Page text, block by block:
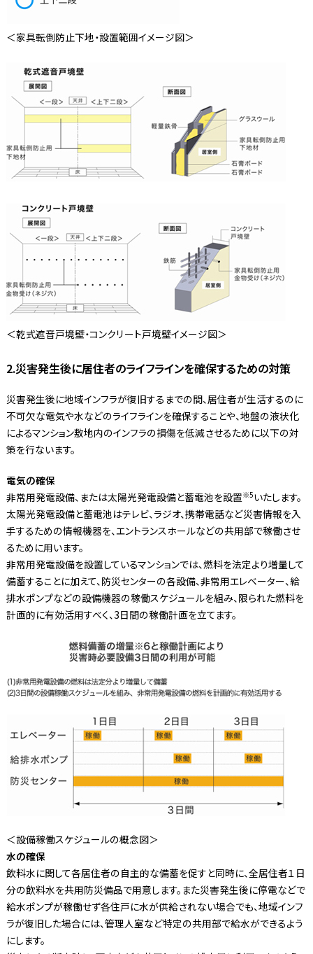
＜家具転倒防止下地・設置範囲イメージ図＞
＜乾式遮音戸境壁・コンクリート戸境壁イメージ図＞
2.災害発生後に居住者のライフラインを確保するための対策
災害発生後に地域インフラが復旧するまでの間、居住者が生活するのに
不可欠な電気や水などのライフラインを確保することや、地盤の液状化
によるマンション敷地内のインフラの損傷を低減させるために以下の対
策を行ないます。
電気の確保
非常用発電設備、または太陽光発電設備と蓄電池を設置※5いたします。
太陽光発電設備と蓄電池はテレビ、ラジオ、携帯電話など災害情報を入
手するための情報機器を、エントランスホールなどの共用部で稼働させ
るために用います。
非常用発電設備を設置しているマンションでは、燃料を法定より増量して
備蓄することに加えて、防災センターの各設備、非常用エレベーター、給
排水ポンプなどの設備機器の稼働スケジュールを組み、限られた燃料を
計画的に有効活用すべく、3日間の稼働計画を立てます。
＜設備稼働スケジュールの概念図＞
水の確保
飲料水に関して各居住者の自主的な備蓄を促すと同時に、全居住者１日
分の飲料水を共用防災備品で用意します。また災害発生後に停電などで
給水ポンプが稼働せず各住戸に水が供給されない場合でも、地域インフ
ラが復旧した場合には、管理人室など特定の共用部で給水ができるよう
にします。